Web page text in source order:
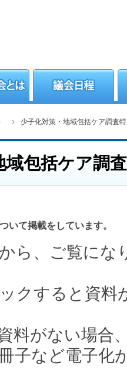
少子化対策・地域包括ケア調査
域包括ケア調
いて掲載をしています。
ら、ご覧に
クすると資
料がない場合
子など電子化